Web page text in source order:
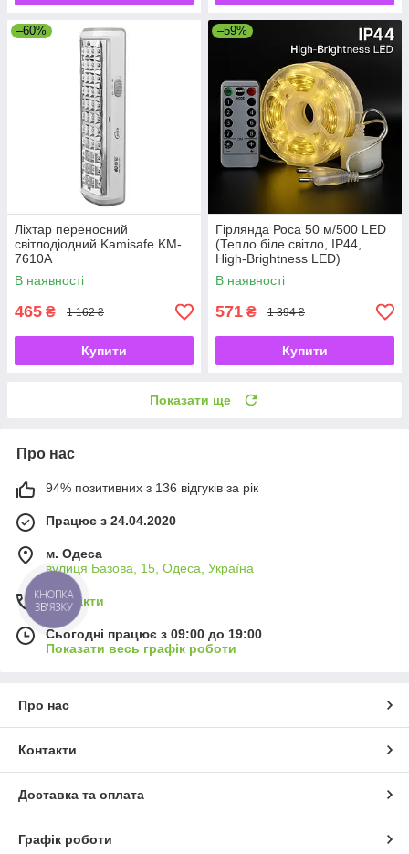
–60%
Ліхтар переносний
світлодіодний Kamisafe KM-
7610A
В наявності
465 ₴ 1 162 ₴
Купити
–59%
Гірлянда Роса 50 м/500 LED
(Тепло біле світло, IP44,
High-Brightness LED)
В наявності
571 ₴ 1 394 ₴
Купити
Показати ще
Про нас
94% позитивних з 136 відгуків за рік
Працює з 24.04.2020
м. Одеса
вулиця Базова, 15, Одеса, Україна
Контакти
Сьогодні працює з 09:00 до 19:00
Показати весь графік роботи
Про нас
Контакти
Доставка та оплата
Графік роботи
КНОПКА
ЗВ'ЯЗКУ